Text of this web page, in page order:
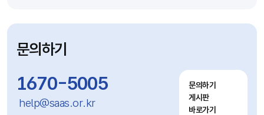
문의하기
1670-5005
help@saas.or.kr
문의하기
게시판
바로가기